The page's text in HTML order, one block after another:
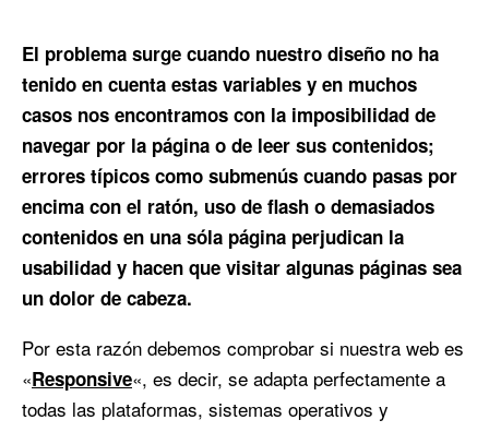
El problema surge cuando nuestro diseño no ha
tenido en cuenta estas variables y en muchos
casos nos encontramos con la imposibilidad de
navegar por la página o de leer sus contenidos;
errores típicos como submenús cuando pasas por
encima con el ratón, uso de flash o demasiados
contenidos en una sóla página perjudican la
usabilidad y hacen que visitar algunas páginas sea
un dolor de cabeza.
Por esta razón debemos comprobar si nuestra web es
«Responsive«, es decir, se adapta perfectamente a
todas las plataformas, sistemas operativos y